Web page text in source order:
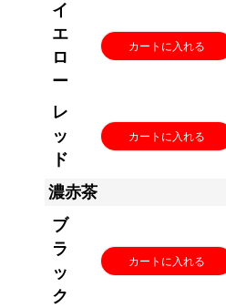
イ
エ
ロ
ー
カートに入れる
レ
ッ
ド
カートに入れる
濃赤茶
ブ
ラ
ッ
ク
カートに入れる